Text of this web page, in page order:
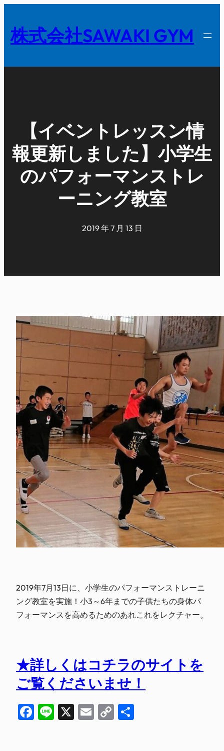
を
キ
株式会社SAWAKI GYM
【イベントレッスン情
報更新しました】小学生
のパフォーマンストレ
ーニング教室
2019 年 7 月 13 日
2019年7月13日に、小学生のパフォーマンストレーニ
ング教室を実施！小3～6年までの子供たちの身体パ
フォーマンスを高めるためのあれこれをレクチャー。
★詳しくはコチラのサイトを
ご覧くださいませ！
Facebook
Line
X EmailCopy